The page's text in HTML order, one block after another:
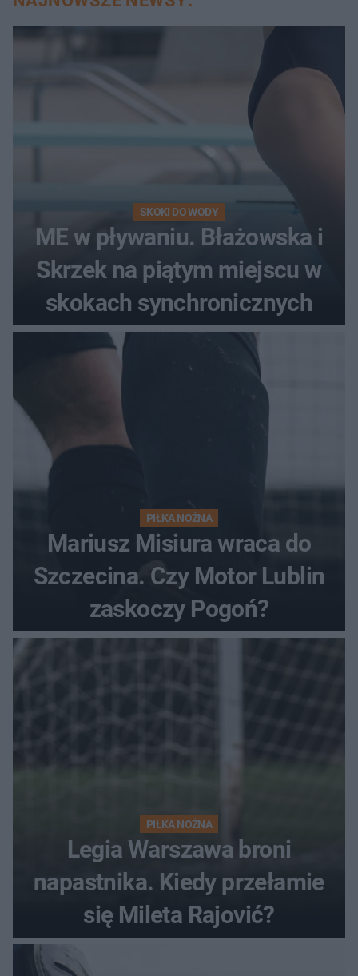
SKOKI DO WODY
ME w pływaniu. Błażowska i
Skrzek na piątym miejscu w
skokach synchronicznych
PIŁKA NOŻNA
Mariusz Misiura wraca do
Szczecina. Czy Motor Lublin
zaskoczy Pogoń?
PIŁKA NOŻNA
Legia Warszawa broni
napastnika. Kiedy przełamie
się Mileta Rajović?